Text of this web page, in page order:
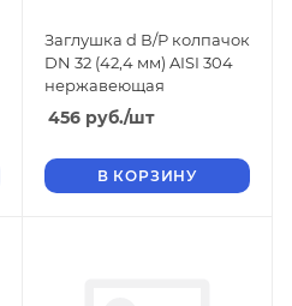
Заглушка d В/Р колпачок
DN 32 (42,4 мм) AISI 304
нержавеющая
456 руб./шт
В КОРЗИНУ